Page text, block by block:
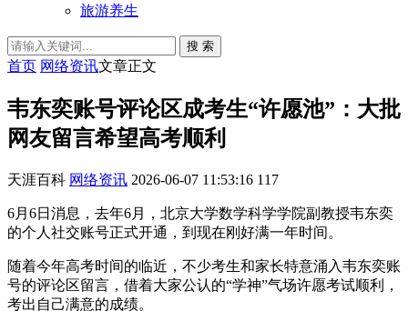
旅游养生
搜 索
首页 网络资讯文章正文
韦东奕账号评论区成考生“许愿池”：大批
网友留言希望高考顺利
天涯百科 网络资讯 2026-06-07 11:53:16 117
6月6日消息，去年6月，北京大学数学科学学院副教授韦东奕
的个人社交账号正式开通，到现在刚好满一年时间。
随着今年高考时间的临近，不少考生和家长特意涌入韦东奕账
号的评论区留言，借着大家公认的“学神”气场许愿考试顺利，
考出自己满意的成绩。